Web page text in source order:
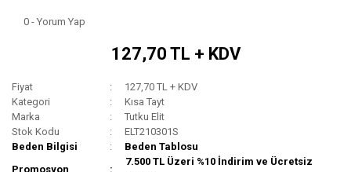
0 - Yorum Yap
127,70 TL + KDV
Fiyat
127,70 TL + KDV
Kategori
Kısa Tayt
Marka
Tutku Elit
Stok Kodu
ELT210301S
Beden Bilgisi
Beden Tablosu
Promosyon
7.500 TL Üzeri %10 İndirim ve Ücretsiz